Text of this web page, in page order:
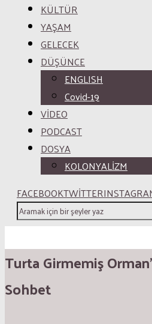
KÜLTÜR
YAŞAM
GELECEK
DÜŞÜNCE
ENGLISH
Covid-19
VİDEO
PODCAST
DOSYA
KOLONYALİZM
FACEBOOKTWITTER
Turta Girmemiş
Sohbet